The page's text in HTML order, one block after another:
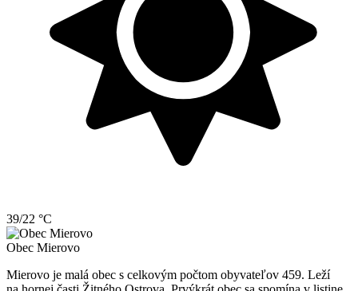
39/22 °C
Obec Mierovo
Mierovo je malá obec s celkovým počtom obyvateľov 459. Leží